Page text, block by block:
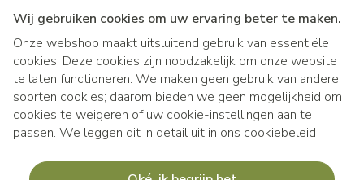
Wij gebruiken cookies om uw ervaring beter te maken.
Onze webshop maakt uitsluitend gebruik van essentiële
cookies. Deze cookies zijn noodzakelijk om onze website
te laten functioneren. We maken geen gebruik van andere
soorten cookies; daarom bieden we geen mogelijkheid om
cookies te weigeren of uw cookie-instellingen aan te
passen. We leggen dit in detail uit in ons cookiebeleid
Juridische links